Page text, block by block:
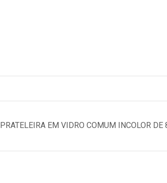
PRATELEIRA EM VIDRO COMUM INCOLOR DE